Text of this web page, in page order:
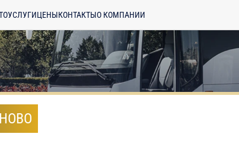
УСЛУГИЦЕНЫКОНТАКТЫО КОМПАНИИ